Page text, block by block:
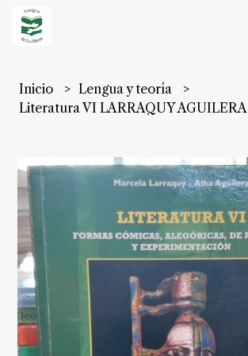
Inicio
Lengua y teoría
Literatura VI LARRAQUY AGUILERA